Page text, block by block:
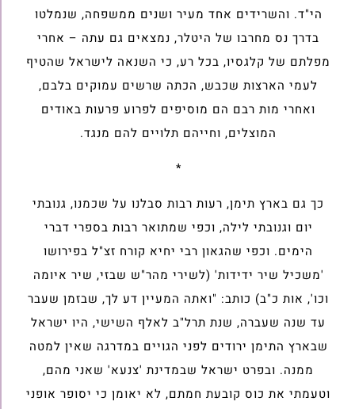
הי"ד. והשרידים אחד מעיר ושנים ממשפחה, שנמלטו
בדרך נס מחרבו של היטלר, נמצאים גם עתה – אחרי
מפלתם של קלגסיו, בכל רע, כי השנאה לישראל שהטיף
לעמי הארצות שכבש, הכתה שרשים עמוקים בלבם,
ואחרי מות רבם הם מוסיפים לפרוע פרעות באודים
המוצלים, וחייהם תלויים להם מנגד.
*
כך גם בארץ תימן, רעות רבות סבלנו על שכמנו, גנובתי
יום וגנובתי לילה, וכפי שמתואר רבות בספרי דברי
הימים. וכפי שהגאון רבי יחיא קורח זצ"ל בפירושו
'משכיל שיר ידידות' (לשירי מהר"ש שבזי, שיר איומה
וכו', אות כ"ב) כותב: "ואתה המעיין דע לך, שבזמן שעבר
עד שנה שעברה, שנת תרל"ב לאלף השישי, היו ישראל
שבארץ התימן ירודים לפני הגויים במדרגה שאין למטה
ממנה. ובפרט ישראל שבמדינת 'צנעא' שאני מהם,
וטעמתי את כוס קובעת חמתם, לא יאומן כי יסופר אופני